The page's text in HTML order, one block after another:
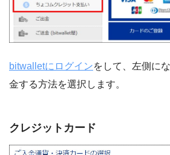
bitwalletにログインをして、左側に
金する方法を選択します。
クレジットカード